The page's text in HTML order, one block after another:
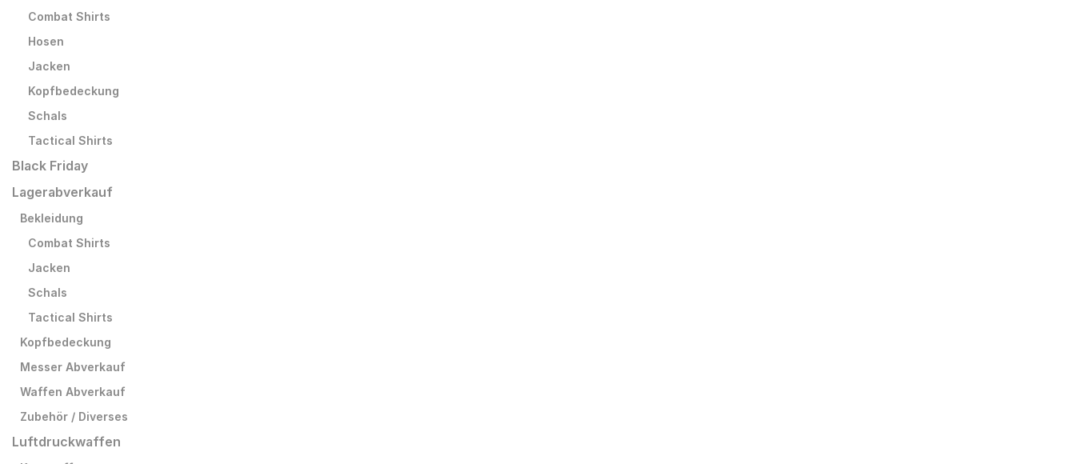
Combat Shirts
Hosen
Jacken
Kopfbedeckung
Schals
Tactical Shirts
Black Friday
Lagerabverkauf
Bekleidung
Combat Shirts
Jacken
Schals
Tactical Shirts
Kopfbedeckung
Messer Abverkauf
Waffen Abverkauf
Zubehör / Diverses
Luftdruckwaffen